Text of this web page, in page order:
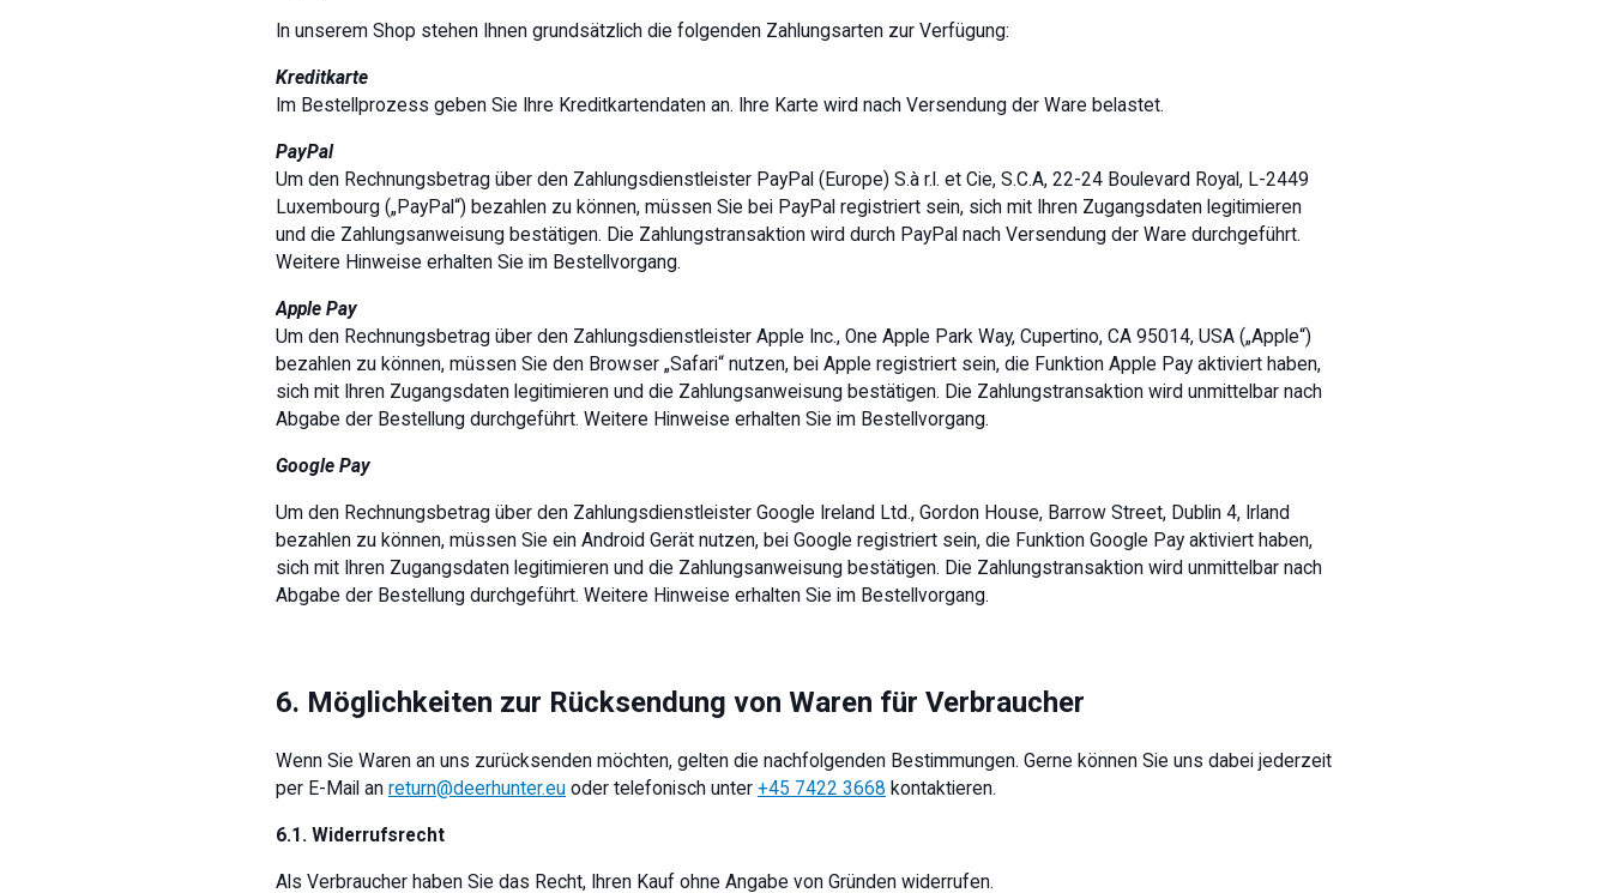
In unserem Shop stehen Ihnen grundsätzlich die folgenden Zahlungsarten zur Verfügung:
Kreditkarte
Im Bestellprozess geben Sie Ihre Kreditkartendaten an. Ihre Karte wird nach Versendung der Ware belastet.
PayPal
Um den Rechnungsbetrag über den Zahlungsdienstleister PayPal (Europe) S.à r.l. et Cie, S.C.A, 22-24 Boulevard Royal, L-2449
Luxembourg („PayPal“) bezahlen zu können, müssen Sie bei PayPal registriert sein, sich mit Ihren Zugangsdaten legitimieren
und die Zahlungsanweisung bestätigen. Die Zahlungstransaktion wird durch PayPal nach Versendung der Ware durchgeführt.
Weitere Hinweise erhalten Sie im Bestellvorgang.
Apple Pay
Um den Rechnungsbetrag über den Zahlungsdienstleister Apple Inc., One Apple Park Way, Cupertino, CA 95014, USA („Apple“)
bezahlen zu können, müssen Sie den Browser „Safari“ nutzen, bei Apple registriert sein, die Funktion Apple Pay aktiviert haben,
sich mit Ihren Zugangsdaten legitimieren und die Zahlungsanweisung bestätigen. Die Zahlungstransaktion wird unmittelbar nach
Abgabe der Bestellung durchgeführt. Weitere Hinweise erhalten Sie im Bestellvorgang.
Google Pay
Um den Rechnungsbetrag über den Zahlungsdienstleister Google Ireland Ltd., Gordon House, Barrow Street, Dublin 4, Irland
bezahlen zu können, müssen Sie ein Android Gerät nutzen, bei Google registriert sein, die Funktion Google Pay aktiviert haben,
sich mit Ihren Zugangsdaten legitimieren und die Zahlungsanweisung bestätigen. Die Zahlungstransaktion wird unmittelbar nach
Abgabe der Bestellung durchgeführt. Weitere Hinweise erhalten Sie im Bestellvorgang.
6. Möglichkeiten zur Rücksendung von Waren für Verbraucher
Wenn Sie Waren an uns zurücksenden möchten, gelten die nachfolgenden Bestimmungen. Gerne können Sie uns dabei jederzeit
per E-Mail an return@deerhunter.eu oder telefonisch unter +45 7422 3668 kontaktieren.
6.1. Widerrufsrecht
Als Verbraucher haben Sie das Recht, Ihren Kauf ohne Angabe von Gründen widerrufen.